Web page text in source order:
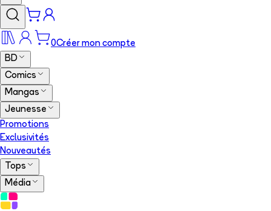
0Créer mon compte
BD
Comics
Mangas
Jeunesse
Promotions
Exclusivités
Nouveautés
Tops
Média